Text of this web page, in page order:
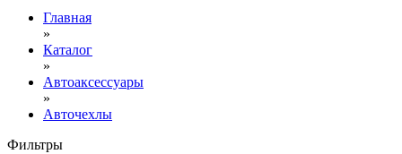
Главная
»
Каталог
»
Автоаксессуары
»
Авточехлы
Фильтры